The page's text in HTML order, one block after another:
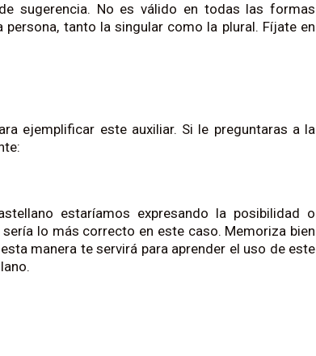
sugerencia. No es válido en todas las formas
tanto la singular como la plural. Fíjate en
ejemplificar este auxiliar. Si le preguntaras a la
estaríamos expresando la posibilidad o
lo más correcto en este caso. Memoriza bien
manera te servirá para aprender el uso de este